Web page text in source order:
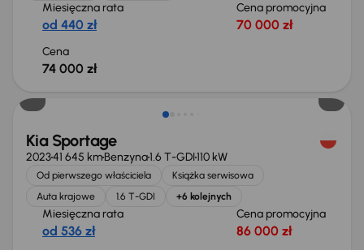
Miesięczna rata
od 440 zł
Cena promocyjna
70 000 zł
Cena
74 000 zł
Kia Sportage
202341 645 kmBenzyna1.6 T-GDI110 kW
Od pierwszego właściciela
Książka serwisowa
Auta krajowe
1.6 T-GDI +6 kolejnych
Miesięczna rata
od 536 zł
Cena promocyjna
86 000 zł